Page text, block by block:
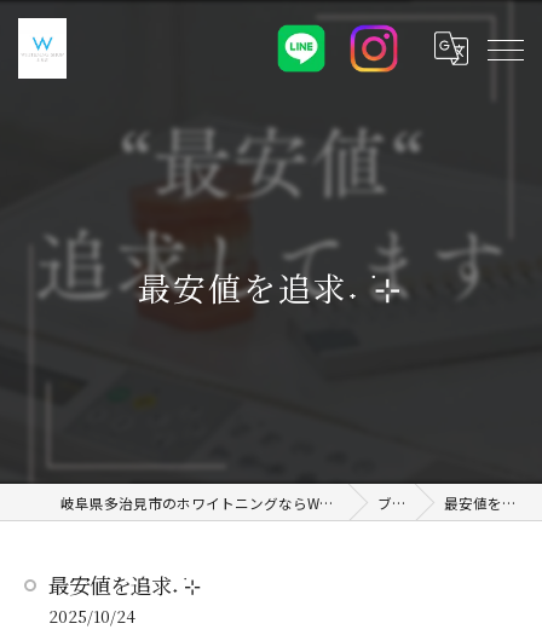
最安値を追求˖ ࣪⊹
岐阜県多治見市のホワイトニングならWHITENING SHOP 土岐店 ブログ 最安値を追求˖ ࣪⊹
最安値を追求˖ ࣪⊹
2025/10/24